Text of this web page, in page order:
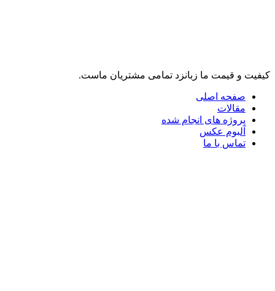
کیفیت و قیمت ما زبانزد تمامی مشتریان ماست.
صفحه اصلی
مقالات
پروژه های انجام شده
آلبوم عکس
تماس با ما